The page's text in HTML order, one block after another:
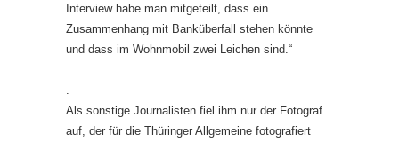
Interview habe man mitgeteilt, dass ein
Zusammenhang mit Banküberfall stehen könnte
und dass im Wohnmobil zwei Leichen sind.“
Als sonstige Journalisten fiel ihm nur der Fotograf
auf, der für die Thüringer Allgemeine fotografiert